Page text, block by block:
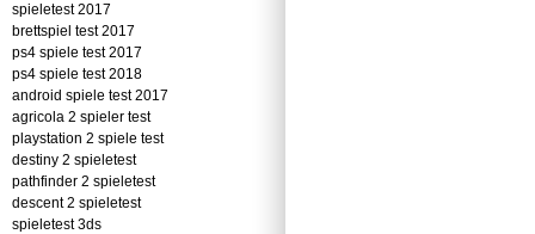
spieletest 2017
brettspiel test 2017
ps4 spiele test 2017
ps4 spiele test 2018
android spiele test 2017
agricola 2 spieler test
playstation 2 spiele test
destiny 2 spieletest
pathfinder 2 spieletest
descent 2 spieletest
spieletest 3ds